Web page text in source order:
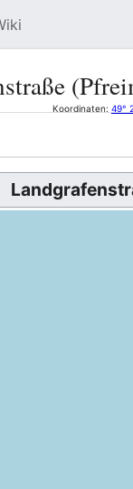
Koordinaten: 49°